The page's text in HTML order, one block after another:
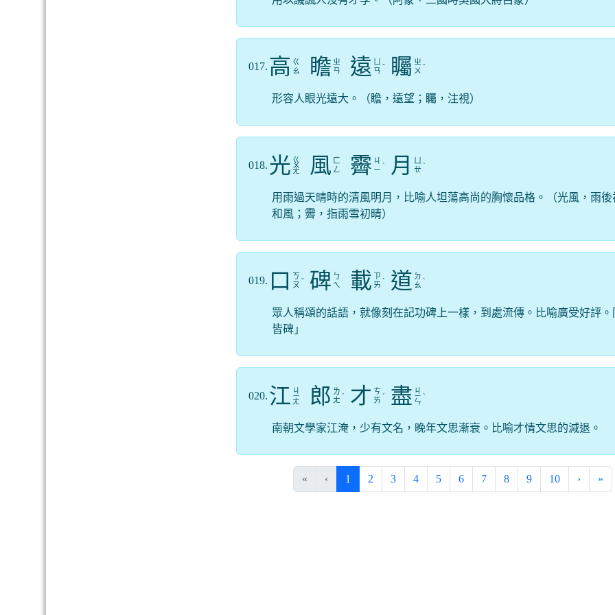
017. 高 ㄍ
ㄠ
瞻 ㄓ
ㄢ
遠 ㄢ ˇ 矚 ㄓ
ㄨ ˇ
形容人眼光遠大。（瞻，遠望；矚，注視）
018. 光 ㄍ
ㄨ
ㄤ 風 ㄈ
ㄥ
霽 ㄐ
ㄧ ˋ 月
ㄝˋ
用雨過天晴時的清風明月，比喻人坦蕩高尚的胸懷品格。（光風，雨
和風；霽，指雨雪初晴）
019. 口 ㄎ
ㄡ ˇ 碑 ㄅ
ㄟ
載 ㄗ
ㄞ ˋ 道 ㄉ
ㄠ ˋ
眾人稱頌的話語，就像刻在記功碑上一樣，到處流傳。比喻廣受好評
皆碑」
020. 江 ㄐ
ㄧ
ㄤ 郎 ㄌ
ㄤ ˊ 才 ㄘ
ㄞ ˊ 盡 ㄐ
ㄧ
ㄣ
ˋ
南朝文學家江淹，少有文名，晚年文思漸衰。比喻才情文思的減退。
« ‹ 1 (current)
2 3 4 5 6 7 8 9 10 › »